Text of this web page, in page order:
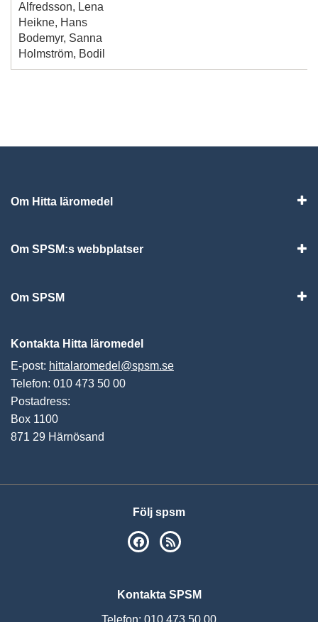
Alfredsson, Lena
Heikne, Hans
Bodemyr, Sanna
Holmström, Bodil
Om Hitta läromedel
Om SPSM:s webbplatser
Om SPSM
Kontakta Hitta läromedel
E-post: hittalaromedel@spsm.se
Telefon: 010 473 50 00
Postadress:
Box 1100
871 29 Härnösand
Följ spsm
SPSM på Facebook
Kontakta SPSM
Telefon: 010 473 50 00